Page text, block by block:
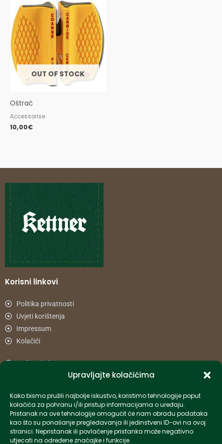
Upravljajte kolačićima
Kako bismo pružili najbolje iskustvo, koristimo tehnologije poput
kolačića za pohranu i/ili pristup informacijama o uređaju.
Pristanak na ove tehnologije omogućit će nam obradu podataka
kao što su ponašanje pregledavanja ili jedinstveni ID-ovi na ovoj
stranici. Nepristanak ili povlačenje pristanka može negativno
utjecati na određene značajke i funkcije.
OUT OF STOCK
Oštrač
Accessorise
10,00€
Korisni linkovi
Politika privatnosti
Uvjeti korištenja
Impressum
Kolačići
Načini plaćanja
Informacije
info-hr@kettner.com